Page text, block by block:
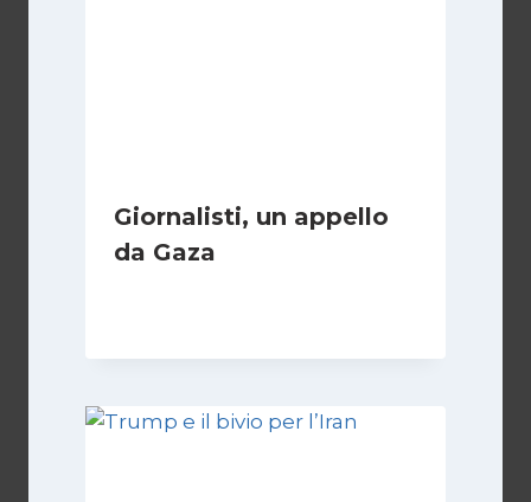
Giornalisti, un appello
da Gaza